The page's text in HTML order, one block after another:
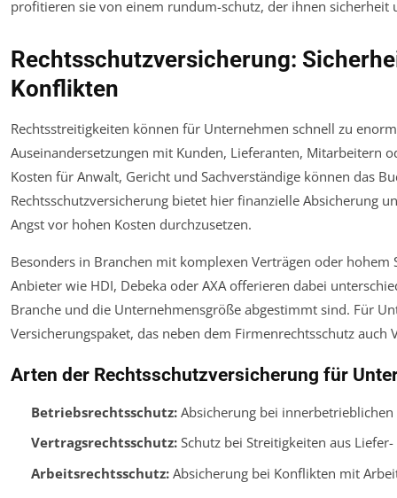
Rechtsschutzversicherung:
Konflikten
Rechtsstreitigkeiten können für Unternehmen schnell zu
Auseinandersetzungen mit Kunden, Lieferanten, Mitarbeitern
Kosten für Anwalt, Gericht und Sachverständige können das
Rechtsschutzversicherung bietet hier finanzielle Absicherung
Angst vor hohen Kosten durchzusetzen.
Besonders in Branchen mit komplexen Verträgen oder
Anbieter wie HDI, Debeka oder AXA offerieren dabei
Branche und die Unternehmensgröße abgestimmt sind. Für
Versicherungspaket, das neben dem Firmenrechtsschutz auch
Arten der Rechtsschutzversicherung für
Betriebsrechtsschutz:Absicherung bei
Vertragsrechtsschutz:Schutz bei Streitigkeiten aus
Arbeitsrechtsschutz:Absicherung bei Konflikten mit